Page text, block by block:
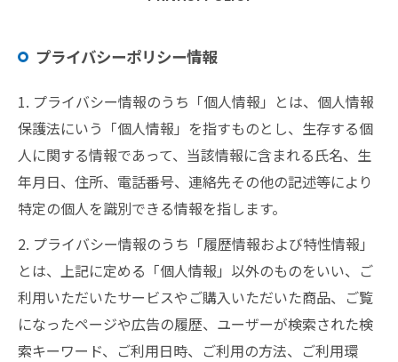
プライバシーポリシー情報
1. プライバシー情報のうち「個人情報」とは、個人情報
保護法にいう「個人情報」を指すものとし、生存する個
人に関する情報であって、当該情報に含まれる氏名、生
年月日、住所、電話番号、連絡先その他の記述等により
特定の個人を識別できる情報を指します。
2. プライバシー情報のうち「履歴情報および特性情報」
とは、上記に定める「個人情報」以外のものをいい、ご
利用いただいたサービスやご購入いただいた商品、ご覧
になったページや広告の履歴、ユーザーが検索された検
索キーワード、ご利用日時、ご利用の方法、ご利用環